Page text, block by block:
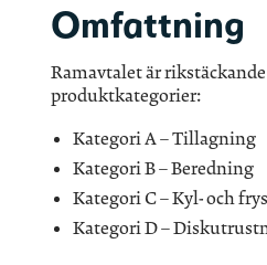
Omfattning
Ramavtalet är
produktkategorier:
Kategori A – Tillagning
Kategori B – Beredning
Kategori C – Kyl- och
Kategori D –